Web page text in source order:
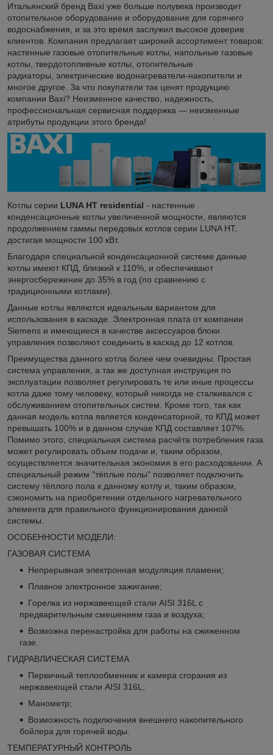
Итальянский бренд Baxi уже больше полувека производит
отопительное оборудование и оборудование для горячего
водоснабжения, и за это время заслужил высокое доверие
клиентов. Компания предлагает широкий ассортимент товаров:
настенные газовые отопительные котлы, напольные газовые
котлы, твердотопливные котлы, отопительные
радиаторы, электрические водонагреватели-накопители и
многое другое. За что покупатели так ценят продукцию
компании Baxi? Неизменное качество, надежность,
профессиональная сервисная поддержка — неизменные
атрибуты продукции этого бренда!
Котлы серии LUNA HT residential - настенные
конденсационные котлы увеличенной мощности, являются
продолжением гаммы передовых котлов серии LUNA HT,
достигая мощности 100 кВт.
Благодаря специальной конденсационной системе данные
котлы имеют КПД, близкий к 110%, и обеспечивают
энергосбережение до 35% в год (по сравнению с
традиционными котлами).
Данные котлы являются идеальным вариантом для
использования в каскаде. Электронная плата от компании
Siemens и имеющиеся в качестве аксессуаров блоки
управления позволяют соединить в каскад до 12 котлов.
Преимущества данного котла более чем очевидны. Простая
система управления, а так же доступная инструкция по
эксплуатации позволяет регулировать те или иные процессы
котла даже тому человеку, который никогда не сталкивался с
обслуживанием отопительных систем. Кроме того, так как
данная модель котла является конденсаторной, то КПД может
превышать 100% и в данном случае КПД составляет 107%.
Помимо этого, специальная система расчёта потребления газа
может регулировать объем подачи и, таким образом,
осуществляется значительная экономия в его расходовании. А
специальный режим "тёплые полы" позволяет подключить
систему тёплого пола к данному котлу и, таким образом,
сэкономить на приобретении отдельного нагревательного
элемента для правильного функционирования данной
системы.
ОСОБЕННОСТИ МОДЕЛИ:
ГАЗОВАЯ СИСТЕМА
Непрерывная электронная модуляция пламени;
Плавное электронное зажигание;
Горелка из нержавеющей стали AISI 316L с
предварительным смешением газа и воздуха;
Возможна перенастройка для работы на сжиженном
газе.
ГИДРАВЛИЧЕСКАЯ СИСТЕМА
Первичный теплообменник и камера сгорания из
нержавеющей стали AISI 316L;
Манометр;
Возможность подключения внешнего накопительного
бойлера для горячей воды.
ТЕМПЕРАТУРНЫЙ КОНТРОЛЬ